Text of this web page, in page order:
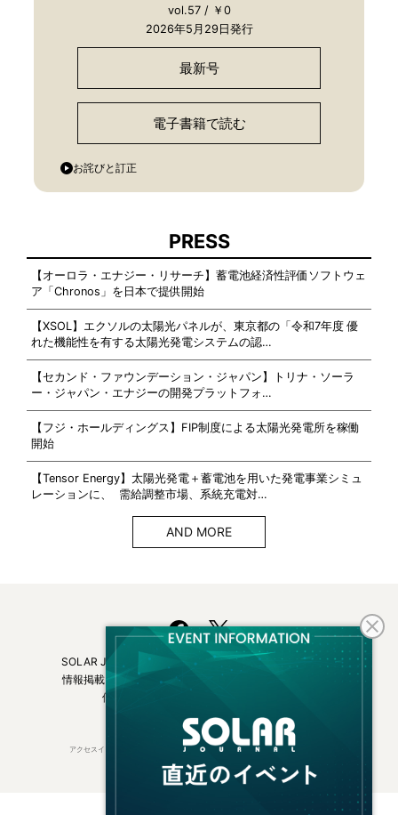
vol.57 / ￥0
2026年5月29日発行
最新号
電子書籍で読む
お詫びと訂正
PRESS
【オーロラ・エナジー・リサーチ】蓄電池経済性評価ソフトウェ
ア「Chronos」を日本で提供開始
【XSOL】エクソルの太陽光パネルが、東京都の「令和7年度 優
れた機能性を有する太陽光発電システムの認…
【セカンド・ファウンデーション・ジャパン】トリナ・ソーラ
ー・ジャパン・エナジーの開発プラットフォ…
【フジ・ホールディングス】FIP制度による太陽光発電所を稼働
開始
【Tensor Energy】太陽光発電＋蓄電池を用いた発電事業シミュ
レーションに、 需給調整市場、系統充電対…
AND MORE
SOLAR JOURNALについて
フリーマガジンはこちら
情報掲載について
広告掲載について
お問い合わせ
個人情報保護方針
アクセスインターナショナルは持続可能な開発目標（SDGs）を支援しています。
© 2026 Access International Ltd.